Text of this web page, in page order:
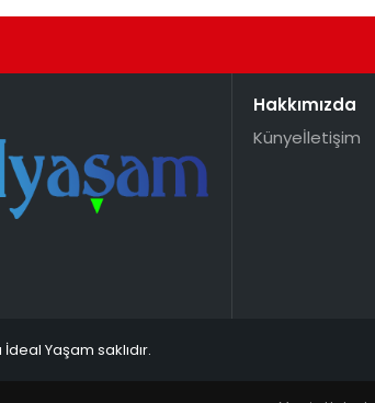
Hakkımızda
Künyeİletişim
Yaşam saklıdır.